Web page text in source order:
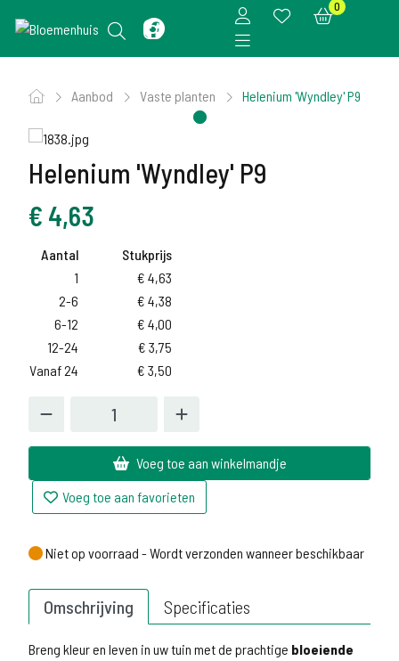
0
Aanbod Vaste planten Helenium 'Wyndley' P9
Helenium 'Wyndley' P9
€ 4,63
Aantal
Stukprijs
1
€ 4,63
2-6
€ 4,38
6-12
€ 4,00
12-24
€ 3,75
Vanaf 24
€ 3,50
Voeg toe aan winkelmandje
Voeg toe aan favorieten
Niet op voorraad - Wordt verzonden wanneer beschikbaar
Niet op voorraad - Wordt verzonden wanneer beschikbaar
Omschrijving Specificaties
Breng kleur en leven in uw tuin met de prachtige bloeiende